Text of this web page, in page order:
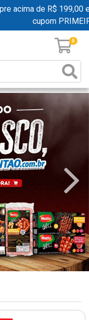
acima de R$ 199,00 e
cupom
0